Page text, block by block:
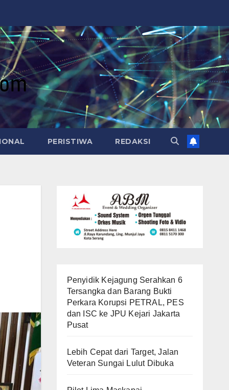
PERISTIWA REDAKSI
Penyidik Kejagung Serahkan 6
Tersangka dan Barang Bukti
Perkara Korupsi PETRAL, PES
dan ISC ke JPU Kejari Jakarta
Pusat
Lebih Cepat dari Target, Jalan
Veteran Sungai Lulut Dibuka